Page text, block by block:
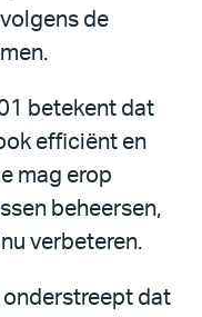
de
betekent dat
efficiënt en
mag erop
beheersen,
verbeteren.
dat